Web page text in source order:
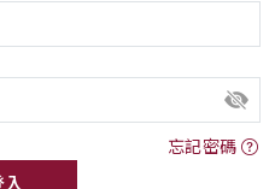
忘記密碼
入